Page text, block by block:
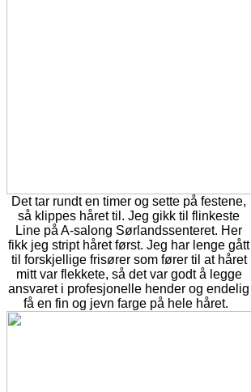
Det tar rundt en timer og sette på festene,
så klippes håret til. Jeg gikk til flinkeste
Line på A-salong Sørlandssenteret. Her
fikk jeg stript håret først. Jeg har lenge gått
til forskjellige frisører som fører til at håret
mitt var flekkete, så det var godt å legge
ansvaret i profesjonelle hender og endelig
få en fin og jevn farge på hele håret.